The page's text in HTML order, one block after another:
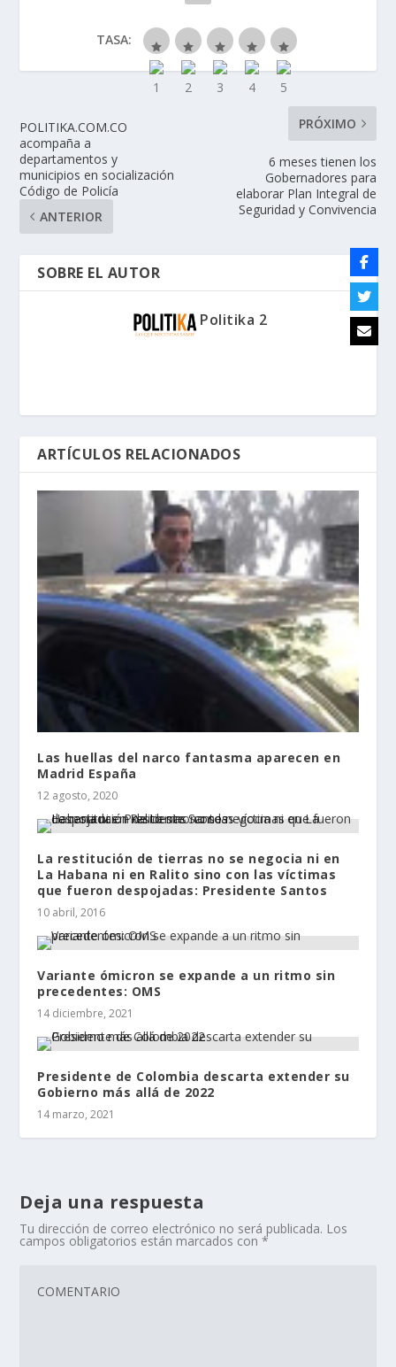
TASA:
POLITIKA.COM.CO
acompaña a
departamentos y
municipios en socialización
Código de Policía
ANTERIOR
PRÓXIMO
6 meses tienen los
Gobernadores para
elaborar Plan Integral de
Seguridad y Convivencia
SOBRE EL AUTOR
Politika 2
ARTÍCULOS RELACIONADOS
Las huellas del narco fantasma aparecen en
Madrid España
12 agosto, 2020
La restitución de tierras no se negocia ni en
La Habana ni en Ralito sino con las víctimas
que fueron despojadas: Presidente Santos
10 abril, 2016
Variante ómicron se expande a un ritmo sin
precedentes: OMS
14 diciembre, 2021
Presidente de Colombia descarta extender su
Gobierno más allá de 2022
14 marzo, 2021
Deja una respuesta
Tu dirección de correo electrónico no será publicada. Los
campos obligatorios están marcados con*